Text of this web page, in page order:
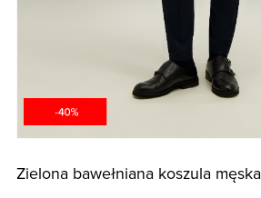
Zielona bawełniana koszula męska